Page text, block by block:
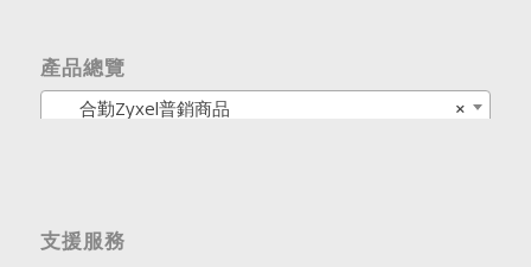
產品總覽
×
合勤Zyxel普銷商品
支援服務